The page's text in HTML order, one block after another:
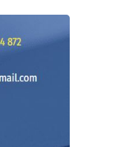
CÔNG
ĐẸP
Khẳng
định
tư
thành
thảo